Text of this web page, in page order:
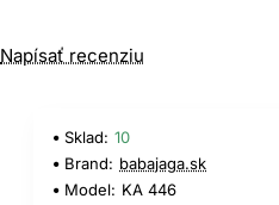
Napísať recenziu
Sklad: 10
Brand: babajaga.sk
Model: KA 446